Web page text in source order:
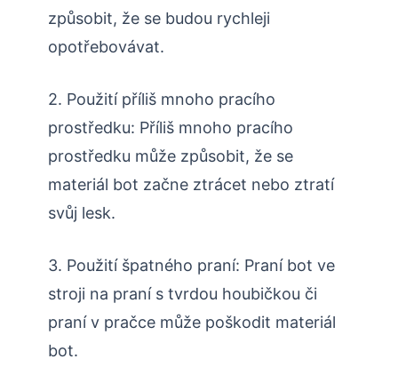
způsobit, že se budou rychleji
opotřebovávat.
2. Použití příliš mnoho pracího
prostředku: Příliš mnoho pracího
prostředku může způsobit, že se
materiál bot začne ztrácet nebo ztratí
svůj lesk.
3. Použití špatného praní: Praní bot ve
stroji na praní s tvrdou houbičkou či
praní v pračce může poškodit materiál
bot.